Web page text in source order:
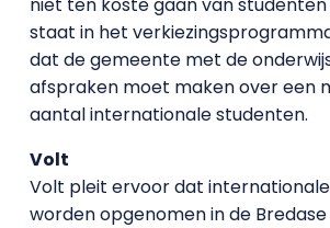
staat in het
dat de gemeente met de
afspraken moet maken over een
aantal internationale studenten.
Volt
Volt pleit ervoor dat
worden opgenomen in de